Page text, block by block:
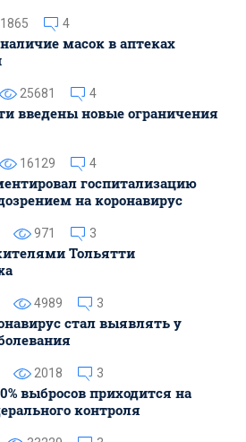
1865 4
масок в аптеках
25681 4
введены новые ограничения
16129 4
госпитализацию
на коронавирус
971 3
Тольятти
4989 3
стал выявлять у
2018 3
выбросов приходится на
контроля